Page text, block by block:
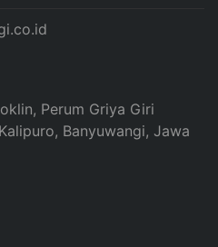
Perum Griya Giri
Banyuwangi, Jawa